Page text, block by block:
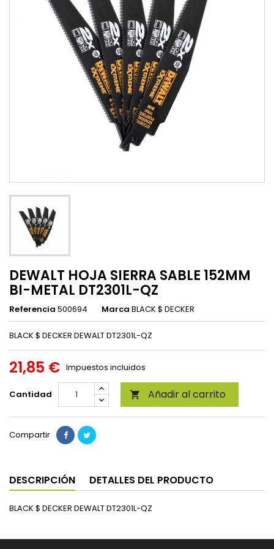
DEWALT HOJA SIERRA SABLE 152MM
BI-METAL DT2301L-QZ
Referencia 500694 Marca BLACK $ DECKER
BLACK $ DECKER DEWALT DT2301L-QZ
21,85 € Impuestos incluidos
Cantidad  Añadir al carrito
Compartir
DESCRIPCIÓN DETALLES DEL PRODUCTO
BLACK $ DECKER DEWALT DT2301L-QZ